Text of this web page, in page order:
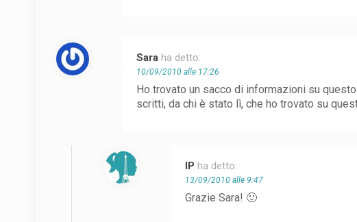
Sara ha detto:
10/09/2010 alle 17:26
Ho trovato un sacco di informazioni su
scritti, da chi è stato lì, che ho trovato su
IP ha detto:
13/09/2010 alle 9:47
Grazie Sara! 🙂